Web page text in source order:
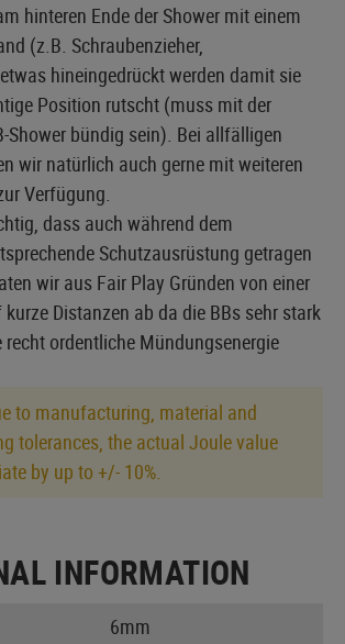
hinteren Ende der Shower mit einem
(z.B. Schraubenzieher,
hineingedrückt werden damit sie
Position rutscht (muss mit der
Shower bündig sein). Bei allfälligen
wir natürlich auch gerne mit weiteren
Verfügung.
dass auch während dem
Schutzausrüstung getragen
wir aus Fair Play Gründen von einer
Distanzen ab da die BBs sehr stark
recht ordentliche Mündungsenergie
to manufacturing, material and
tolerances, the actual Joule value
by up to +/- 10%.
INFORMATION
6mm